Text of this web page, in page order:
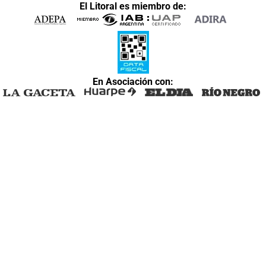
El Litoral es miembro de:
En Asociación con: